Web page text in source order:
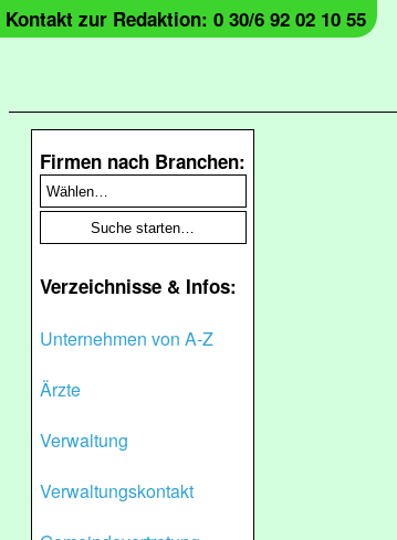
Kontakt zur Redaktion: 0 30/6 92 02 10 55
Firmen nach Branchen:
Verzeichnisse & Infos:
Unternehmen von A-Z
Ärzte
Verwaltung
Verwaltungskontakt